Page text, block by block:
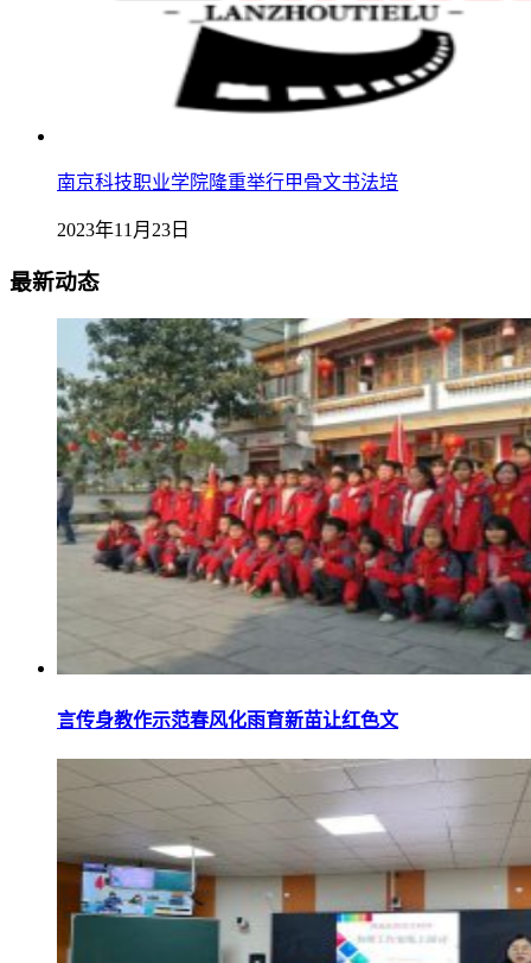
南京科技职业学院隆重举行甲骨文书法培
2023年11月23日
最新动态
言传身教作示范春风化雨育新苗让红色文